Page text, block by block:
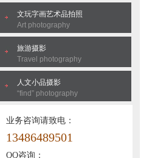
文玩字画艺术品拍照
Art photography
旅游摄影
Travel photography
人文小品摄影
“find” photography
业务咨询请致电：
13486489501
QQ咨询：